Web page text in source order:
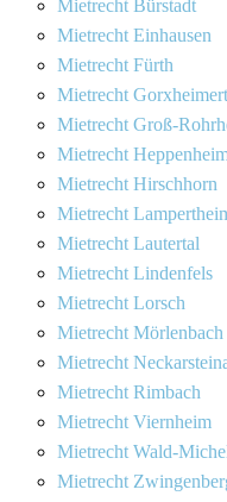
Mietrecht Bürstadt
Mietrecht Einhausen
Mietrecht Fürth
Mietrecht
Mietrecht Groß-
Mietrecht
Mietrecht Hirschhorn
Mietrecht
Mietrecht Lautertal
Mietrecht Lindenfels
Mietrecht Lorsch
Mietrecht Mörlenbach
Mietrecht
Mietrecht Rimbach
Mietrecht Viernheim
Mietrecht Wald-
Mietrecht